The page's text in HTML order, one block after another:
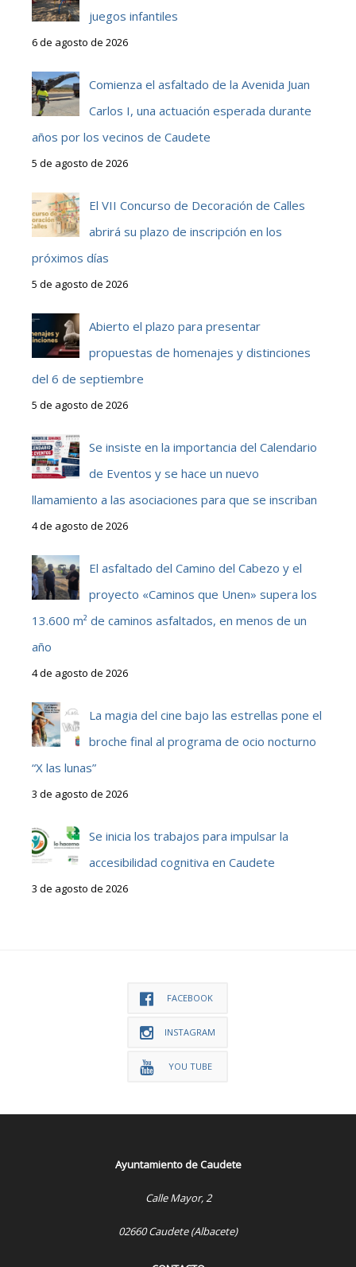
juegos infantiles
6 de agosto de 2026
Comienza el asfaltado de la Avenida Juan
Carlos I, una actuación esperada durante
años por los vecinos de Caudete
5 de agosto de 2026
El VII Concurso de Decoración de Calles
abrirá su plazo de inscripción en los
próximos días
5 de agosto de 2026
Abierto el plazo para presentar
propuestas de homenajes y distinciones
del 6 de septiembre
5 de agosto de 2026
Se insiste en la importancia del Calendario
de Eventos y se hace un nuevo
llamamiento a las asociaciones para que se inscriban
4 de agosto de 2026
El asfaltado del Camino del Cabezo y el
proyecto «Caminos que Unen» supera los
13.600 m² de caminos asfaltados, en menos de un
año
4 de agosto de 2026
La magia del cine bajo las estrellas pone el
broche final al programa de ocio nocturno
“X las lunas”
3 de agosto de 2026
Se inicia los trabajos para impulsar la
accesibilidad cognitiva en Caudete
3 de agosto de 2026
FACEBOOK
INSTAGRAM
YOU TUBE
Ayuntamiento de Caudete
Calle Mayor, 2
02660 Caudete (Albacete)